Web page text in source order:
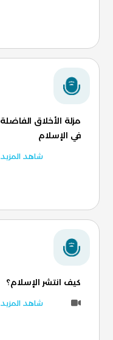
مزلة الأخلاق الفاضلة
في الإسلام
شاهد المزيد
كيف انتشر الإسلام؟
شاهد المزيد